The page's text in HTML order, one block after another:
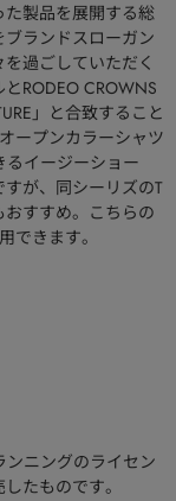
製品を展開する総
ランドスローガン
過ごしていただく
RODEO CROWNS
」と合致すること
ープンカラーシャツ
るイージーショー
が、同シーリズのT
すすめ。こちらの
できます。
ニングのライセン
たものです。